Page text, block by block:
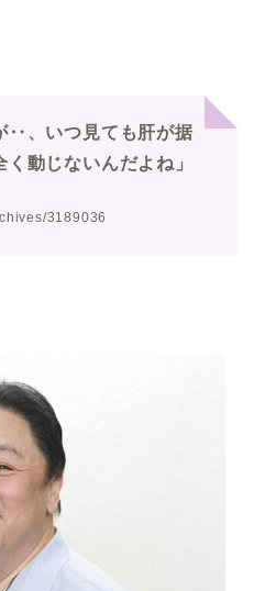
‥、いつ見ても肝が据
動じないんだよね」
3189036